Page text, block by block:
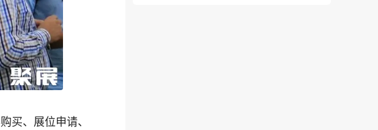
买、展位申请、